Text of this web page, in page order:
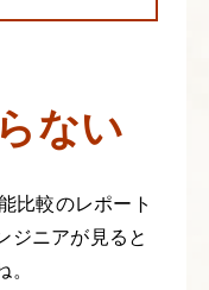
ない
比較のレポート
ジニアが見ると